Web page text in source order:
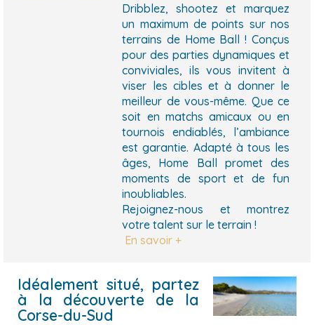
Dribblez, shootez et marquez
un maximum de points sur nos
terrains de Home Ball ! Conçus
pour des parties dynamiques et
conviviales, ils vous invitent à
viser les cibles et à donner le
meilleur de vous-même. Que ce
soit en matchs amicaux ou en
tournois endiablés, l’ambiance
est garantie. Adapté à tous les
âges, Home Ball promet des
moments de sport et de fun
inoubliables.
Rejoignez-nous et montrez
votre talent sur le terrain !
En savoir +
Idéalement situé, partez
à la découverte de la
Corse-du-Sud